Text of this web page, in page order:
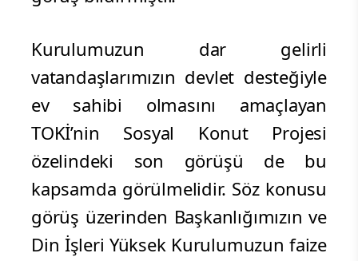
Kurulumuzun dar gelirli
vatandaşlarımızın devlet desteğiyle
ev sahibi olmasını amaçlayan
TOKİ’nin Sosyal Konut Projesi
özelindeki son görüşü de bu
kapsamda görülmelidir. Söz konusu
görüş üzerinden Başkanlığımızın ve
Din İşleri Yüksek Kurulumuzun faize